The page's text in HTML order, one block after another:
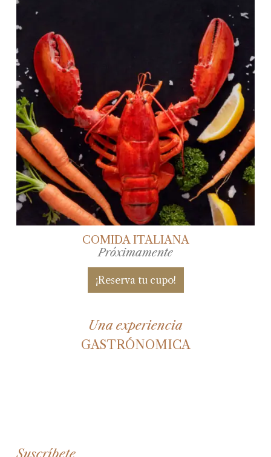
COMIDA ITALIANA
Próximamente
¡Reserva tu cupo!
Una experiencia
GASTRÓNOMICA
Suscríbete